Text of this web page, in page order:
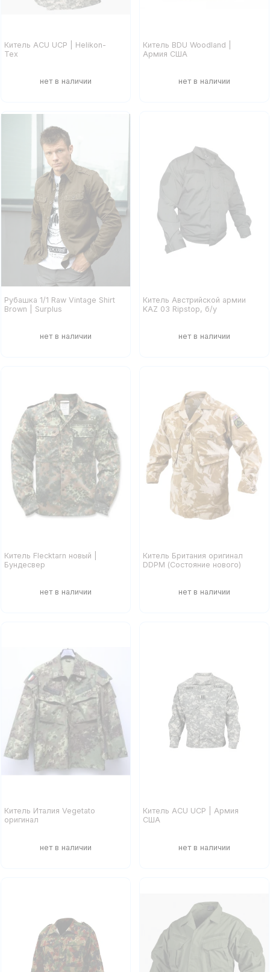
Китель ACU UCP | Helikon-
Tex
Китель BDU Woodland |
Армия США
Рубашка 1/1 Raw Vintage Shirt
Brown | Surplus
Китель Австрийской армии
KAZ 03 Ripstop, б/у
Китель Flecktarn новый |
Бундесвер
Китель Британия оригинал
DDPM (Состояние нового)
Китель Италия Vegetato
оригинал
Китель ACU UCP | Армия
США